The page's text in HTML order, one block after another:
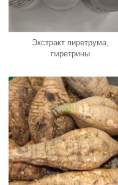
Экстракт пиретрума,
пиретрины